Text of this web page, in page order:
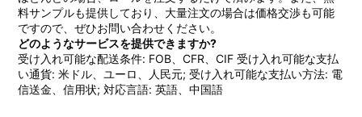
料サンプルも提供しており、大量注文の場合は価格交渉も可能
ですので、ぜひお問い合わせください。
どのようなサービスを提供できますか?
受け入れ可能な配送条件: FOB、CFR、CIF 受け入れ可能な支払
い通貨: 米ドル、ユーロ、人民元; 受け入れ可能な支払い方法: 電
信送金、信用状; 対応言語: 英語、中国語